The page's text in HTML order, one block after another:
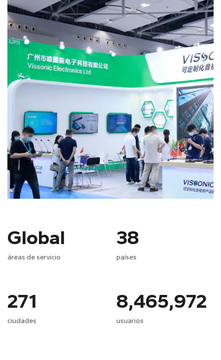
Global
áreas de servicio
45
países
320
ciudades
10,000,000
usuarios